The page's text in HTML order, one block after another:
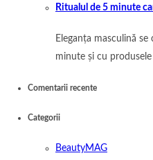
Ritualul de 5 minute
Eleganța masculină
minute și cu
Comentarii recente
Categorii
BeautyMAG